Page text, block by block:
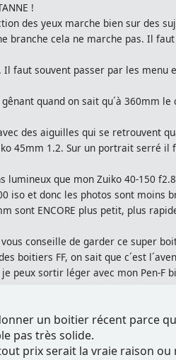
!
des yeux marche bien sur des
branche cela ne marche pas. Il
faut souvent passer par les menu
quand on sait qu´à 360mm
des aiguilles qui se retrouvent
45mm 1.2. Sur un portrait serré
que mon Zuiko 40-150
iso et donc les photos sont moins
ENCORE plus petit, plus
conseille de garder ce super
boitiers FF, on sait que c´est
sortir léger avec mon Pen-F
un boitier récent parce
pas très solide.
prix serait la vraie raison